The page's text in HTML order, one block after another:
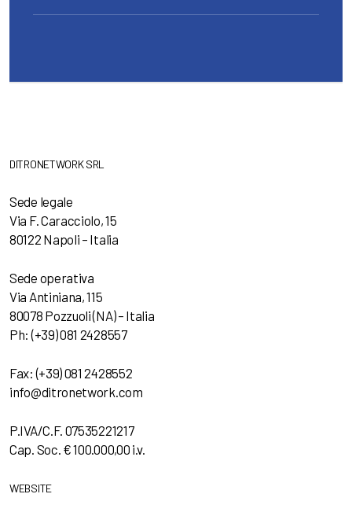
DITRONETWORK SRL
Sede legale
Via F. Caracciolo, 15
80122 Napoli – Italia
Sede operativa
Via Antiniana, 115
80078 Pozzuoli (NA) – Italia
Ph: (+39) 081 2428557
Fax: (+39) 081 2428552
info@ditronetwork.com
P.IVA/C.F. 07535221217
Cap. Soc. € 100.000,00 i.v.
WEBSITE